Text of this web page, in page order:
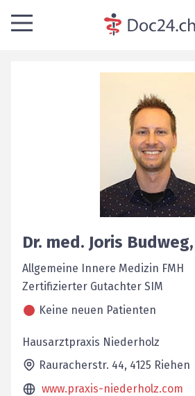
Dr. med. Joris Budweg,
Allgemeine Innere Medizin FMH
Zertifizierter Gutachter SIM
Keine neuen Patienten
Hausarztpraxis Niederholz
Rauracherstr. 44, 4125 Riehen
www.praxis-niederholz.com